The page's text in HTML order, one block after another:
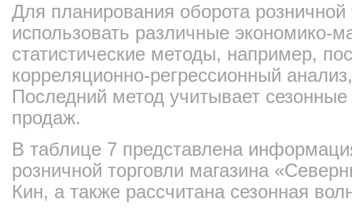
Для планирования оборота
использовать различные экономико-
статистические методы, например,
корреляционно-регрессионный
Последний метод учитывает
продаж.
В таблице 7 представлена
розничной торговли магазина
Кин, а также рассчитана сезонная